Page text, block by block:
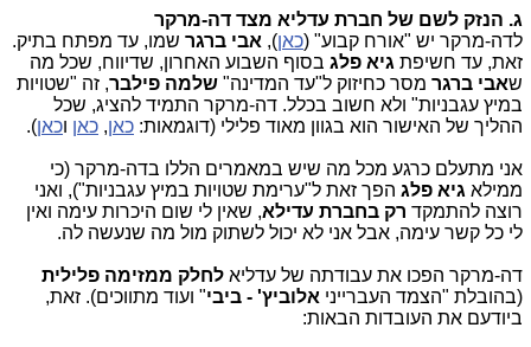
ג. הנזק לשם של חברת עדליא מצד דה-מרקר
לדה-מרקר יש "אורח קבוע" (כאן), אבי ברגר שמו, עד מפתח בתיק.
זאת, עד חשיפת גיא פלג בסוף השבוע האחרון, שדיווח, שכל מה
שאבי ברגר מסר כחיזוק ל"עד המדינה" שלמה פילבר, זה "שטויות
במיץ עגבניות" ולא חשוב בכלל. דה-מרקר התמיד להציג, שכל
ההליך של האישור הוא בגוון מאוד פלילי (דוגמאות: כאן, כאן וכאן).
אני מתעלם כרגע מכל מה שיש במאמרים הללו בדה-מרקר (כי
ממילא גיא פלג הפך זאת ל"ערימת שטויות במיץ עגבניות"), ואני
רוצה להתמקד רק בחברת עדילא, שאין לי שום היכרות עימה ואין
לי כל קשר עימה, אבל אני לא יכול לשתוק מול מה שנעשה לה.
דה-מרקר הפכו את עבודתה של עדליא לחלק ממזימה פלילית
(בהובלת "הצמד העברייני אלוביץ' - ביבי" ועוד מתווכים). זאת,
ביודעם את העובדות הבאות: